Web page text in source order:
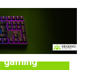
gaming